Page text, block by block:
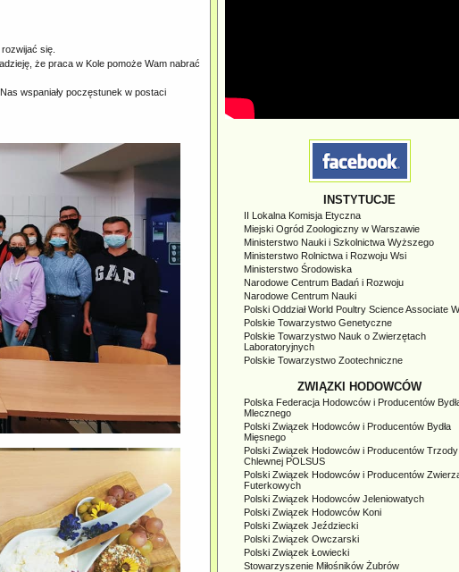
INSTYTUCJE
II Lokalna Komisja Etyczna
Miejski Ogród Zoologiczny w Warszawie
Ministerstwo Nauki i Szkolnictwa Wyższego
Ministerstwo Rolnictwa i Rozwoju Wsi
Ministerstwo Środowiska
Narodowe Centrum Badań i Rozwoju
Narodowe Centrum Nauki
Polski Oddział World Poultry Science Associate
Polskie Towarzystwo Genetyczne
Polskie Towarzystwo Nauk o Zwierzętach
Laboratoryjnych
Polskie Towarzystwo Zootechniczne
ZWIĄZKI HODOWCÓW
Polska Federacja Hodowców i Producentów
Mlecznego
Polski Związek Hodowców i Producentów Bydła
Mięsnego
Polski Związek Hodowców i Producentów Trzody
Chlewnej POLSUS
Polski Związek Hodowców i Producentów
Futerkowych
Polski Związek Hodowców Jeleniowatych
Polski Związek Hodowców Koni
Polski Związek Jeździecki
Polski Związek Owczarski
Polski Związek Łowiecki
Stowarzyszenie Miłośników Żubrów
się.
że praca w Kole pomoże Wam nabrać
wspaniały poczęstunek w postaci